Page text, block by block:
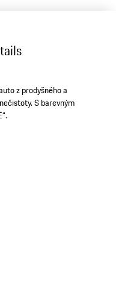
z prodyšného a
S barevným